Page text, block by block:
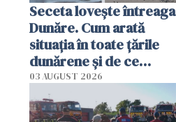
Seceta lovește întreaga
Dunăre. Cum arată
situația în toate țările
dunărene și de ce
România resimte
efectele, deși a plouat
în iulie
03 AUGUST 2026